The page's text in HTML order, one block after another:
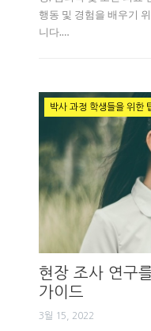
행동 및 경험을 배우기
니다.…
박사 과정 학생들을 위한
현장 조사 연구
가이드
3월 15, 2022